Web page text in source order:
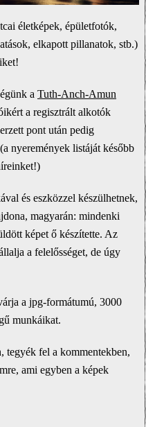
életképek, épületfotók,
elkapott pillanatok, stb.)
a Tuth-Anch-Amun
a regisztrált alkotók
pont után pedig
nyeremények listáját később
és eszközzel készülhetnek,
magyarán: mindenki
képet ő készítette. Az
a felelősséget, de úgy
a jpg-formátumú, 3000
munkáikat.
tegyék fel a kommentekben,
ami egyben a képek